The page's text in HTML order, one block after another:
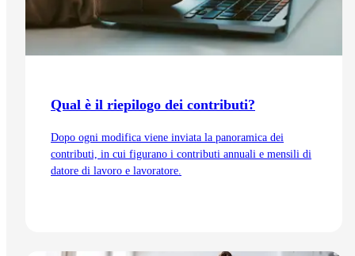
Qual è il riepilogo dei contributi?
Dopo ogni modifica viene inviata la panoramica dei
contributi, in cui figurano i contributi annuali e mensili di
datore di lavoro e lavoratore.
Vai all'articolo